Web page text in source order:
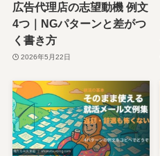
広告代理店の志望動機 例文
4つ｜NGパターンと差がつ
く書き方
2026年5月22日